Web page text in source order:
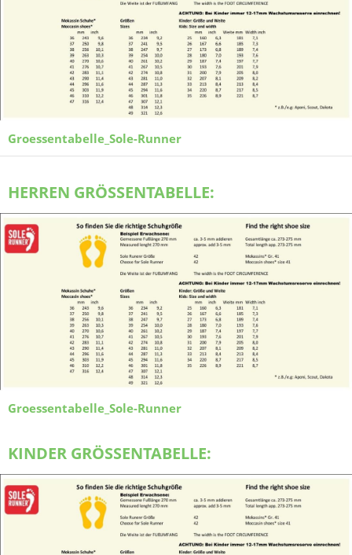
Groessentabelle_Sole-Runner
HERREN GRÖSSENTABELLE:
Groessentabelle_Sole-Runner
KINDER GRÖSSENTABELLE: